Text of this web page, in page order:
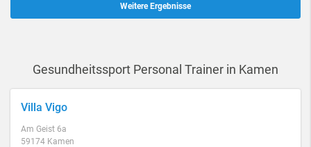
Weitere Ergebnisse
Gesundheitssport Personal Trainer in Kamen
Villa Vigo
Am Geist 6a
59174 Kamen